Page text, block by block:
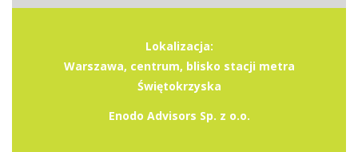
Lokalizacja:
Warszawa, centrum, blisko stacji metra
Świętokrzyska
Enodo Advisors Sp. z o.o.